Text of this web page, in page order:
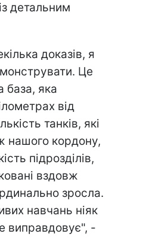
детальним
доказів, я
Це
база, яка
від
танків, які
нашого кордону,
підрозділів,
вздовж
зросла.
навчань ніяк
виправдовує", -